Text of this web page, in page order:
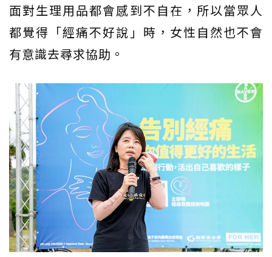
面對生理用品都會感到不自在，所以當眾人
都覺得「經痛不好說」時，女性自然也不會
有意識去尋求協助。